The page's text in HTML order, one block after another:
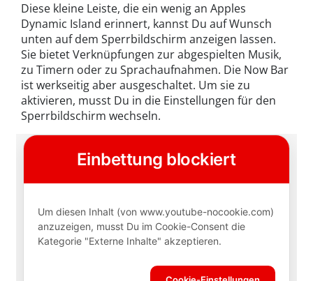
Diese kleine Leiste, die ein wenig an Apples
Dynamic Island erinnert, kannst Du auf Wunsch
unten auf dem Sperrbildschirm anzeigen lassen.
Sie bietet Verknüpfungen zur abgespielten Musik,
zu Timern oder zu Sprachaufnahmen. Die Now Bar
ist werkseitig aber ausgeschaltet. Um sie zu
aktivieren, musst Du in die Einstellungen für den
Sperrbildschirm wechseln.